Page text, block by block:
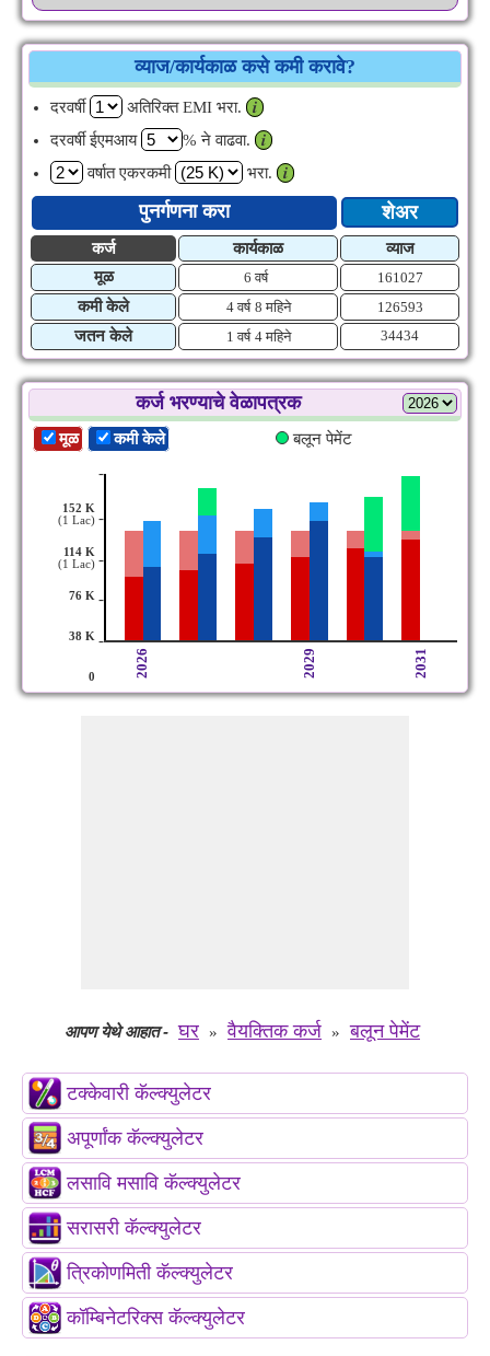
व्याज/कार्यकाळ कसे कमी करावे?
दरवर्षी अतिरिक्त EMI भरा.
𝒊
दरवर्षी ईएमआय
% ने वाढवा.
𝒊
वर्षात एकरकमी
भरा. 𝒊
पुनर्गणना करा शेअर
कर्ज कार्यकाळ
व्याज
मूळ
6 वर्ष 161027
कमी केले 4 वर्ष 8 महिने 126593
जतन केले 1 वर्ष 4 महिने 34434
कर्ज भरण्याचे वेळापत्रक
मूळ कमी केले बलून पेमेंट
152 K
(1 Lac)
114 K
(1 Lac)
76 K
38 K
0
-
-
-
-
-
2026 2029 2031
आपण येथे आहात- घर » वैयक्तिक कर्ज » बलून पेमेंट
टक्केवारी कॅल्क्युलेटर
अपूर्णांक कॅल्क्युलेटर
लसावि मसावि कॅल्क्युलेटर
सरासरी कॅल्क्युलेटर
त्रिकोणमिती कॅल्क्युलेटर
कॉम्बिनेटरिक्स कॅल्क्युलेटर